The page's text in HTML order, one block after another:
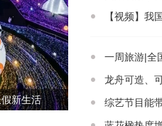
新生活
【视频】我
一周旅游|全
2022-06-08
龙舟可造、
综艺节目能